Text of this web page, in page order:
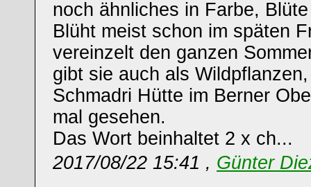
noch ähnliches in Farbe,
Blüht meist schon im späten
vereinzelt den ganzen
gibt sie auch als
Schmadri Hütte im Berner
mal gesehen.
Das Wort beinhaltet 2 x ch...
2017/08/22 15:41 , Günter